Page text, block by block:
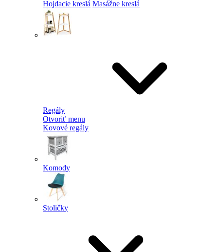
Hojdacie kreslá Masážne kreslá
Regály
Otvoriť menu
Kovové regály
Komody
Stoličky